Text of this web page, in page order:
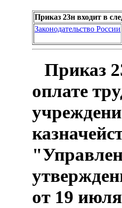
Приказ 23н входит в
Законодательство России
Приказ
оплате
от 19